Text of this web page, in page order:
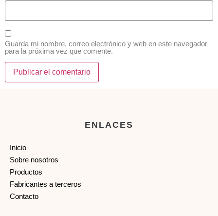
Guarda mi nombre, correo electrónico y web en este navegador
para la próxima vez que comente.
ENLACES
Inicio
Sobre nosotros
Productos
Fabricantes a terceros
Contacto